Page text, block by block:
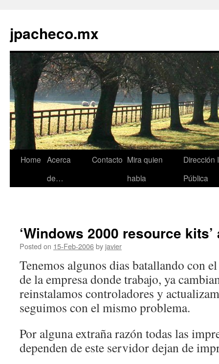
jpacheco.mx
Skip
Home Acerca
de…
Contacto Mira quien
habla
Dirección
Pública
‘Windows 2000 resource
Posted on 15-Feb-2006by javier
Tenemos algunos dias batallando con
de la empresa donde trabajo, ya
reinstalamos controladores y
seguimos con el mismo problema.
Por alguna extraña razón todas las
dependen de este servidor dejan de